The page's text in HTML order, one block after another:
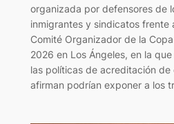
organizada por defensores de
inmigrantes y sindicatos frente
Comité Organizador de la
2026 en Los Ángeles, en la
las políticas de acreditación de
afirman podrían exponer a los